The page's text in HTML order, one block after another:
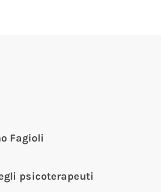
Fagioli
psicoterapeuti